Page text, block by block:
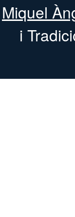
Miquel
i